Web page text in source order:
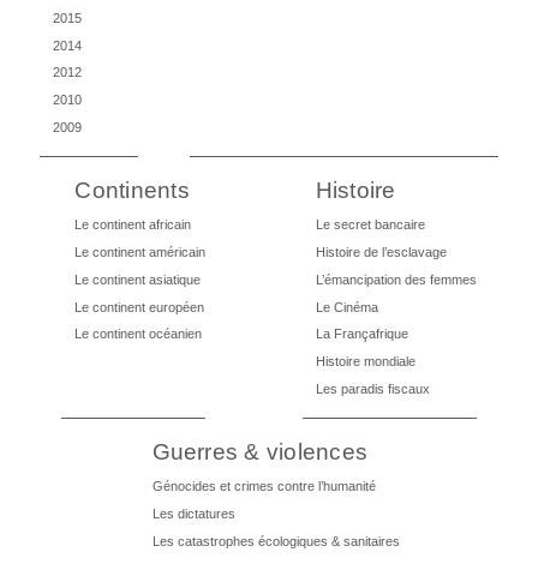
2015
2014
2012
2010
2009
Continents
Le continent africain
Le continent américain
Le continent asiatique
Le continent européen
Le continent océanien
Histoire
Le secret bancaire
Histoire de l’esclavage
L’émancipation des femmes
Le Cinéma
La Françafrique
Histoire mondiale
Les paradis fiscaux
Guerres & violences
Génocides et crimes contre l’humanité
Les dictatures
Les catastrophes écologiques & sanitaires